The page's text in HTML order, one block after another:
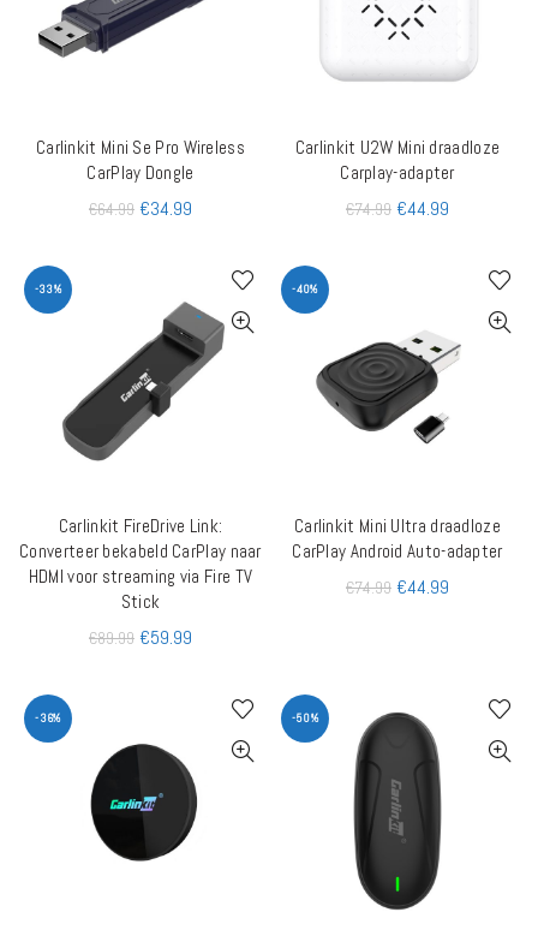
TOEVOEGEN AAN WINKELWAGEN
Carlinkit Mini Se Pro Wireless
CarPlay Dongle
€64.99 €34.99
TOEVOEGEN AAN WINKELWAGEN
Carlinkit U2W Mini draadloze
Carplay-adapter
€74.99 €44.99
-33%
TOEVOEGEN AAN WINKELWAGEN
Carlinkit FireDrive Link:
Converteer bekabeld CarPlay naar
HDMI voor streaming via Fire TV
Stick
€89.99 €59.99
-40%
TOEVOEGEN AAN WINKELWAGEN
Carlinkit Mini Ultra draadloze
CarPlay Android Auto-adapter
€74.99 €44.99
-36% -50%